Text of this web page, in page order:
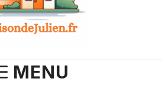
MENU